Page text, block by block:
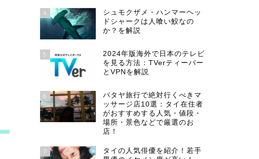
4
シュモクザメ・ハンマーヘッ
ドシャークは人喰い鮫なの
か？を解説
5
2024年版海外で日本のテレビ
を見る方法：TVerティーバー
とVPNを解説
6
パタヤ旅行で絶対行くべきマ
ッサージ店10選：タイ在住者
がおすすめする人気・値段・
場所・景色などで厳選のお
店！
7
タイの人気俳優を紹介！若手